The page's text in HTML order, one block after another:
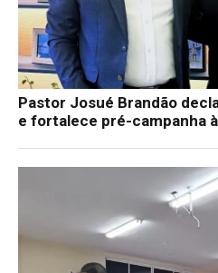
Pastor Josué Brandão
e fortalece pré-campanha